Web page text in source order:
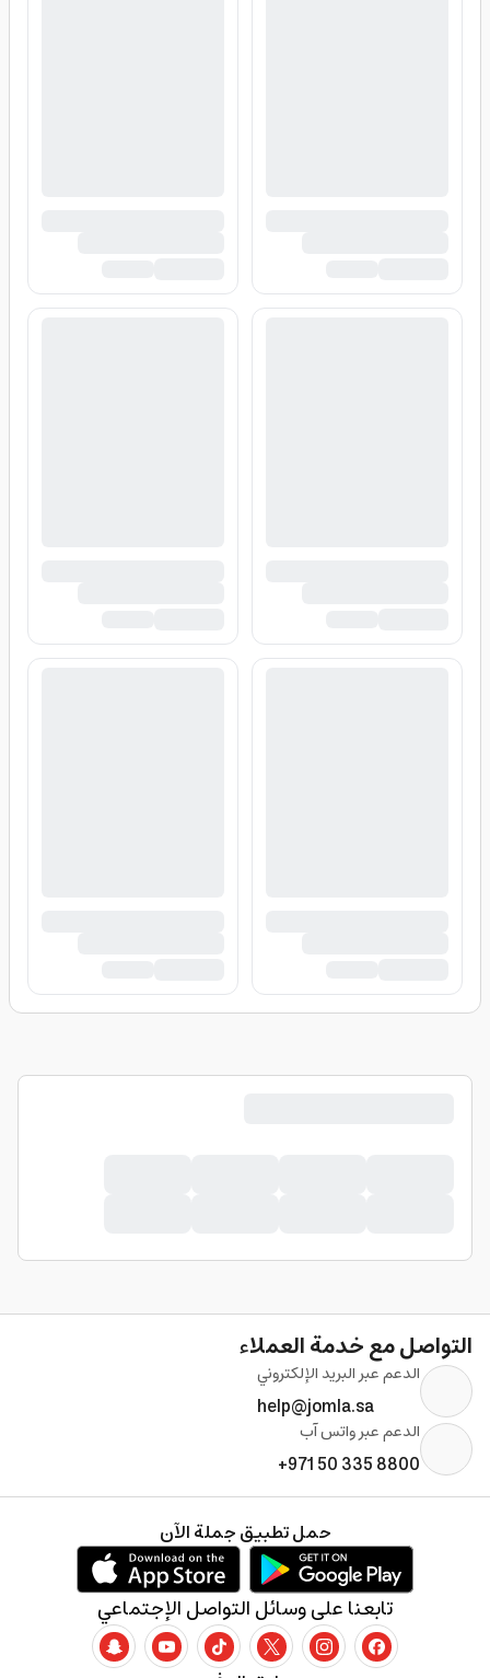
التواصل مع خدمة العملاء
الدعم عبر البريد الإلكتروني
help@jomla.sa
الدعم عبر واتس آب
+971 50 335 8800
تابعنا على وسائل التواصل الإجتماعي
حمل تطبيق جملة الآن